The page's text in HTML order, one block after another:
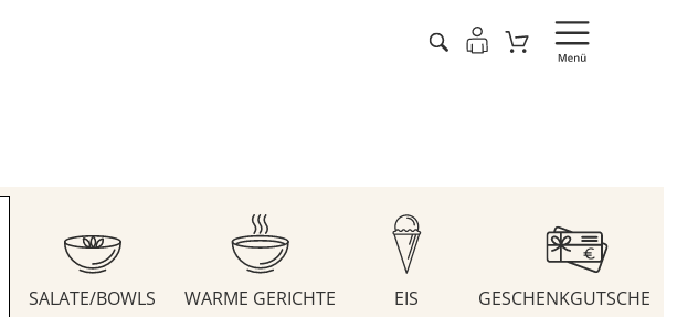
SALATE/BOWLS WARME GERICHTE EIS GESCHENKGUTSCHEINE